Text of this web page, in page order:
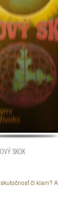
SKOK
či klam?